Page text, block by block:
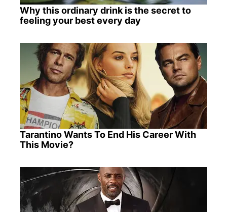
Why this ordinary drink is the secret to
feeling your best every day
Tarantino Wants To End His Career With
This Movie?